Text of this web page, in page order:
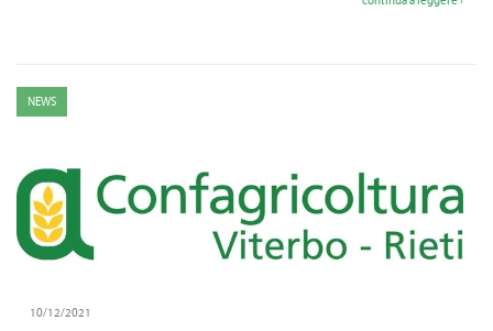
NEWS
10/12/2021